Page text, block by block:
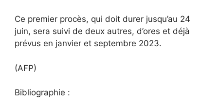
Ce premier procès, qui doit durer jusqu’au 24
juin, sera suivi de deux autres, d’ores et déjà
prévus en janvier et septembre 2023.
(AFP)
Bibliographie :